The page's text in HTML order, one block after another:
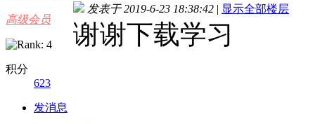
高级会员
积分
623
发消息
发表于 2019-6-23 18:38:42 | 显示全部楼层
谢谢下载学习